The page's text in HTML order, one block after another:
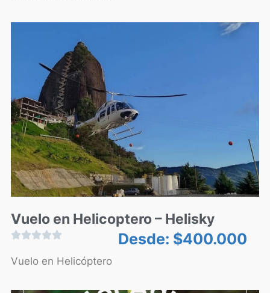
Vuelo en Helicoptero – Helisky
 Desde: $400.000
Vuelo en Helicóptero